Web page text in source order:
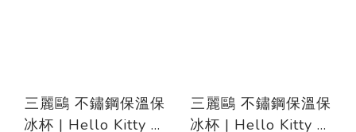
三麗鷗 不鏽鋼保溫保
冰杯 | Hello Kitty 泡
三麗鷗 不鏽鋼保溫保
冰杯 | Hello Kitty 網